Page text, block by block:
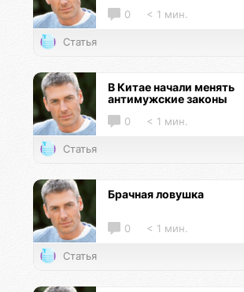
0 < 1 мин.
Статья
В Китае начали менять
антимужские законы
0 < 1 мин.
Статья
Брачная ловушка
0 < 1 мин.
Статья